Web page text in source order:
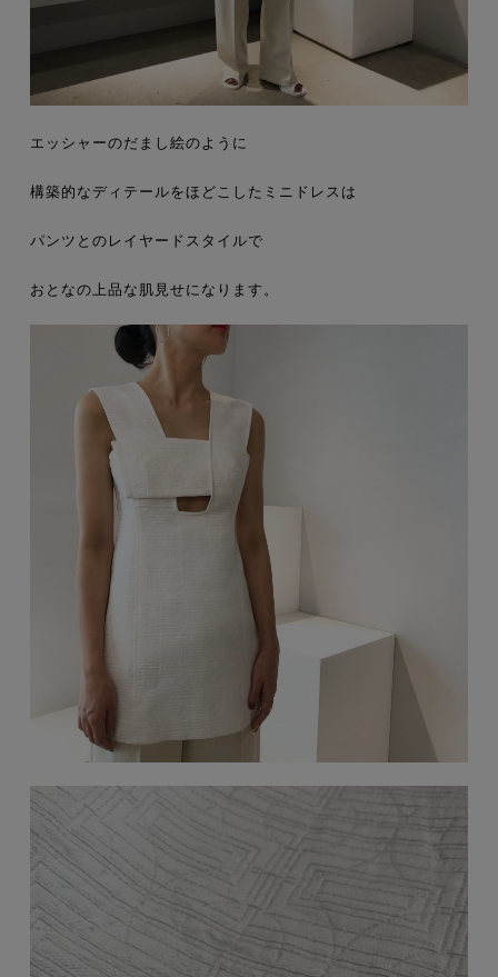
エッシャーのだまし絵のように
構築的なディテールをほどこしたミニドレスは
パンツとのレイヤードスタイルで
おとなの上品な肌見せになります。